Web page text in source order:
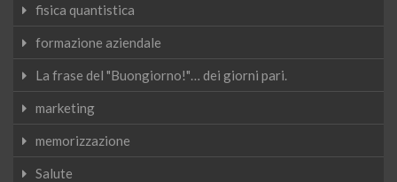
fisica quantistica
formazione aziendale
La frase del "Buongiorno!"… dei giorni pari.
marketing
memorizzazione
Salute